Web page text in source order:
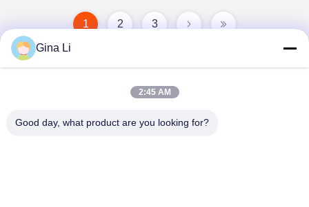
1 2 3
Gina Li
2:45 AM
Good day, what product are you looking for?